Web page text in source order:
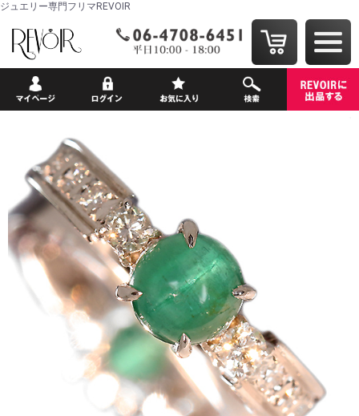
ジュエリー専門フリマREVOIR